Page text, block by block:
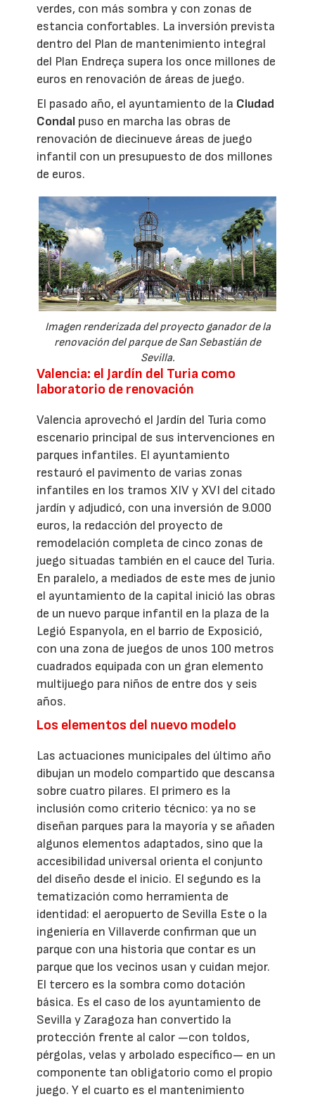
verdes, con más sombra y con zonas de
estancia confortables. La inversión prevista
dentro del Plan de mantenimiento integral
del Plan Endreça supera los once millones de
euros en renovación de áreas de juego.
El pasado año, el ayuntamiento de la Ciudad
Condal puso en marcha las obras de
renovación de diecinueve áreas de juego
infantil con un presupuesto de dos millones
de euros.
Imagen renderizada del proyecto ganador de la
renovación del parque de San Sebastián de
Sevilla.
Valencia: el Jardín del Turia como
laboratorio de renovación
Valencia aprovechó el Jardín del Turia como
escenario principal de sus intervenciones en
parques infantiles. El ayuntamiento
restauró el pavimento de varias zonas
infantiles en los tramos XIV y XVI del citado
jardín y adjudicó, con una inversión de 9.000
euros, la redacción del proyecto de
remodelación completa de cinco zonas de
juego situadas también en el cauce del Turia.
En paralelo, a mediados de este mes de junio
el ayuntamiento de la capital inició las obras
de un nuevo parque infantil en la plaza de la
Legió Espanyola, en el barrio de Exposició,
con una zona de juegos de unos 100 metros
cuadrados equipada con un gran elemento
multijuego para niños de entre dos y seis
años.
Los elementos del nuevo modelo
Las actuaciones municipales del último año
dibujan un modelo compartido que descansa
sobre cuatro pilares. El primero es la
inclusión como criterio técnico: ya no se
diseñan parques para la mayoría y se añaden
algunos elementos adaptados, sino que la
accesibilidad universal orienta el conjunto
del diseño desde el inicio. El segundo es la
tematización como herramienta de
identidad: el aeropuerto de Sevilla Este o la
ingeniería en Villaverde confirman que un
parque con una historia que contar es un
parque que los vecinos usan y cuidan mejor.
El tercero es la sombra como dotación
básica. Es el caso de los ayuntamiento de
Sevilla y Zaragoza han convertido la
protección frente al calor —con toldos,
pérgolas, velas y arbolado específico— en un
componente tan obligatorio como el propio
juego. Y el cuarto es el mantenimiento